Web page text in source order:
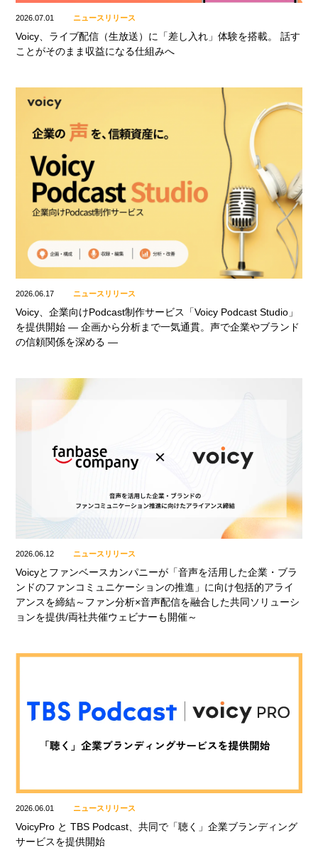
2026.07.01 ニュースリリース
Voicy、ライブ配信（生放送）に「差し入れ」体験を搭載。 話す
ことがそのまま収益になる仕組みへ
2026.06.17 ニュースリリース
Voicy、企業向けPodcast制作サービス「Voicy Podcast Studio」
を提供開始 ― 企画から分析まで一気通貫。声で企業やブランド
の信頼関係を深める ―
2026.06.12 ニュースリリース
Voicyとファンベースカンパニーが「音声を活用した企業・ブラ
ンドのファンコミュニケーションの推進」に向け包括的アライ
アンスを締結～ファン分析×音声配信を融合した共同ソリューシ
ョンを提供/両社共催ウェビナーも開催～
2026.06.01 ニュースリリース
VoicyPro と TBS Podcast、共同で「聴く」企業ブランディング
サービスを提供開始